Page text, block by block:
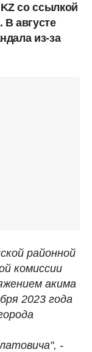
со ссылкой
. В августе
из-за
районной
комиссии
акима
2023 года
-